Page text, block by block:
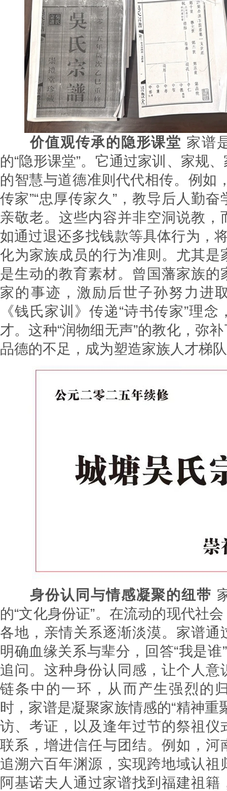
价值观传承的隐形课堂 家谱
的“隐形课堂”。它通过家训、家规
的智慧与道德准则代代相传。例如
传家”“忠厚传家久”，教导后人勤
亲敬老。这些内容并非空洞说教，
如通过退还多找钱款等具体行为，
化为家族成员的行为准则。尤其是
是生动的教育素材。曾国藩家族的
家的事迹，激励后世子孙努力进
《钱氏家训》传递“诗书传家”理
才。这种“润物细无声”的教化，弥
品德的不足，成为塑造家族人才梯
身份认同与情感凝聚的纽带
的“文化身份证”。在流动的现代社
各地，亲情关系逐渐淡漠。家谱通
明确血缘关系与辈分，回答“我是谁
追问。这种身份认同感，让个人意
链条中的一环，从而产生强烈的
时，家谱是凝聚家族情感的“精神重
访、考证，以及逢年过节的祭祖仪
联系，增进信任与团结。例如，河
追溯六百年渊源，实现跨地域认祖
阿基诺夫人通过家谱找到福建祖籍